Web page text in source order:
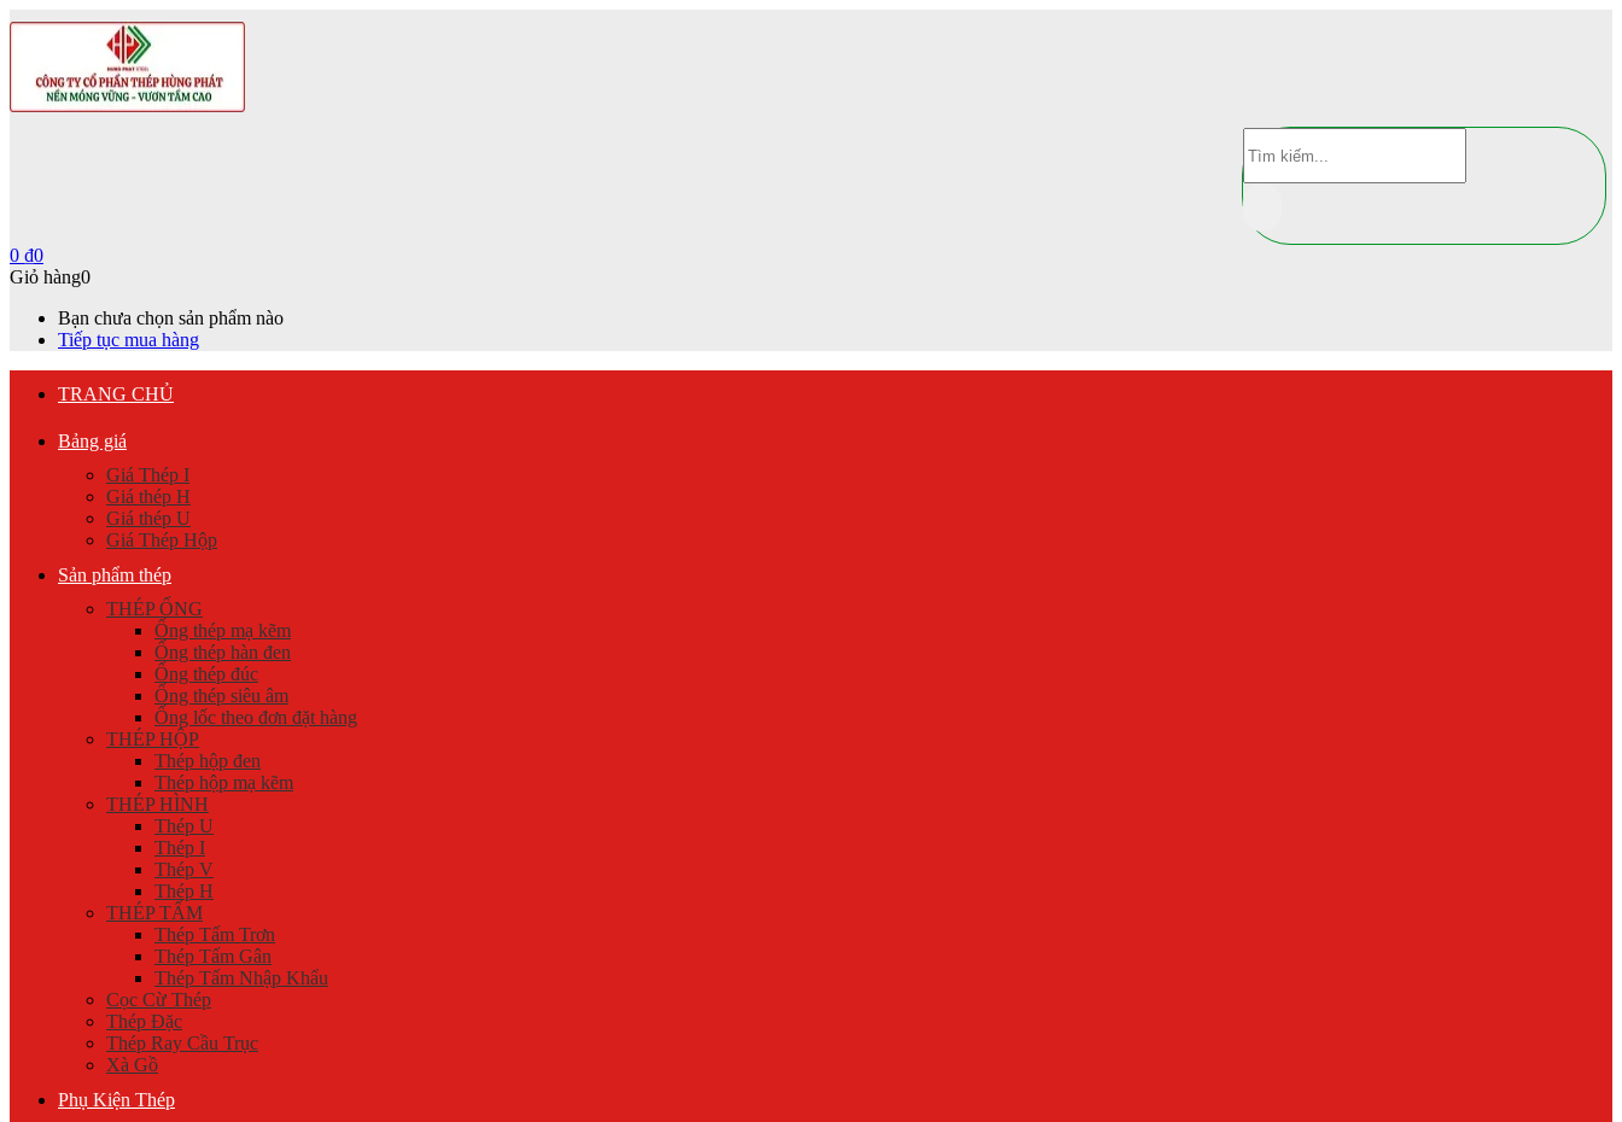
0 ₫0
Giỏ hàng0
Bạn chưa chọn sản phẩm nào
Tiếp tục mua hàng
TRANG CHỦ
Bảng giá
Giá Thép I
Giá thép H
Giá thép U
Giá Thép Hộp
Sản phẩm thép
THÉP ỐNG
Ống thép mạ kẽm
Ống thép hàn đen
Ống thép đúc
Ống thép siêu âm
Ống lốc theo đơn đặt hàng
THÉP HỘP
Thép hộp đen
Thép hộp mạ kẽm
THÉP HÌNH
Thép U
Thép I
Thép V
Thép H
THÉP TẤM
Thép Tấm Trơn
Thép Tấm Gân
Thép Tấm Nhập Khẩu
Cọc Cừ Thép
Thép Đặc
Thép Ray Cầu Trục
Xà Gồ
Phụ Kiện Thép